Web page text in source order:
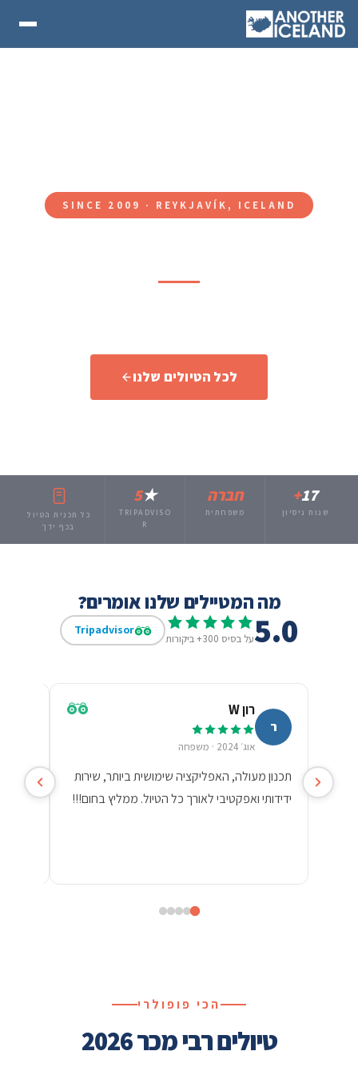
SINCE 2009 · REYKJAVÍK, ICELAND
לכל הטיולים שלנו
17
+
שנות ניסיון
חברה
משפחתית
★
5
TRIPADVISO
R
כל תכנית הטיול
בכף ידך
מה המטיילים שלנו אומרים?
5.0על בסיס 300+ ביקורות
Tripadvisor
ר
רון W
אוג׳ 2024 · משפחה
תכנון מעולה, האפליקציה שימושית ביותר, שירות
ידידותי ואפקטיבי לאורך כל הטיול. ממליץ בחום!!!
מסלול
הכי פופולרי
טיולים רבי מכר 2026